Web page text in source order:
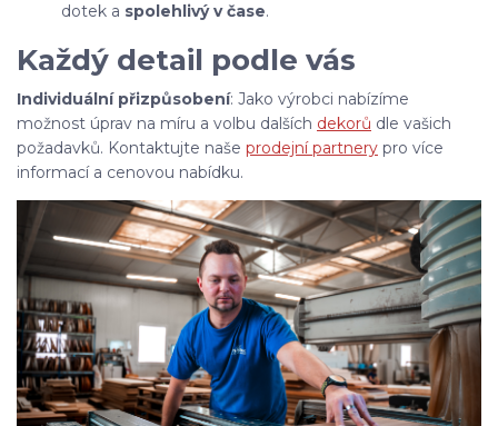
dotek a spolehlivý v čase.
Každý detail podle vás
Individuální přizpůsobení: Jako výrobci nabízíme
možnost úprav na míru a volbu dalších dekorů dle vašich
požadavků. Kontaktujte naše prodejní partnery pro více
informací a cenovou nabídku.